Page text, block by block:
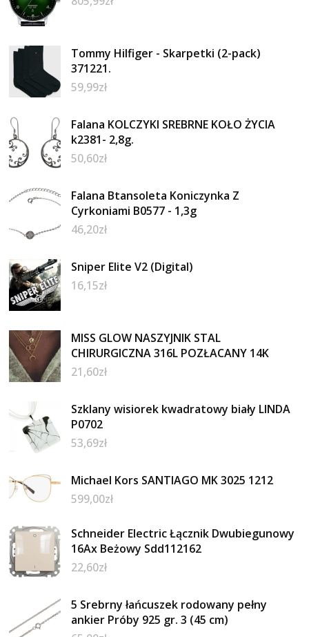
Tommy Hilfiger - Skarpetki (2-pack)
371221.
59,99zł
Falana KOLCZYKI SREBRNE KOŁO ŻYCIA
k2381- 2,8g.
50,60zł
Falana Btansoleta Koniczynka Z
Cyrkoniami B0577 - 1,3g
46,20zł
Sniper Elite V2 (Digital)
16,15zł
MISS GLOW NASZYJNIK STAL
CHIRURGICZNA 316L POZŁACANY 14K
21,60zł
Szklany wisiorek kwadratowy biały LINDA
P0702
53,69zł
Michael Kors SANTIAGO MK 3025 1212
599,00zł
Schneider Electric Łącznik Dwubiegunowy
16Ax Beżowy Sdd112162
22,60zł
5 Srebrny łańcuszek rodowany pełny
ankier Próby 925 gr. 3 (45 cm)